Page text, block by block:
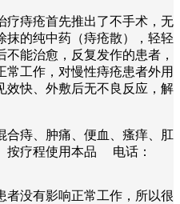
疗痔疮首先推出了不手术，无
抹的纯中药（痔疮散），轻轻
能治愈，反复发作的患者，
工作，对慢性痔疮患者外用
效快、外敷后无不良反应，解
合痔、肿痛、便血、瘙痒、肛
按疗程使用本品 电话：
者没有影响正常工作，所以很